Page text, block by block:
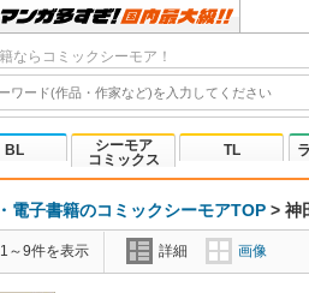
ならコミックシーモア！
BL
シーモア
コミックス
TL
電子書籍のコミックシーモアTOP > 神
～9件を表示 詳細 画像